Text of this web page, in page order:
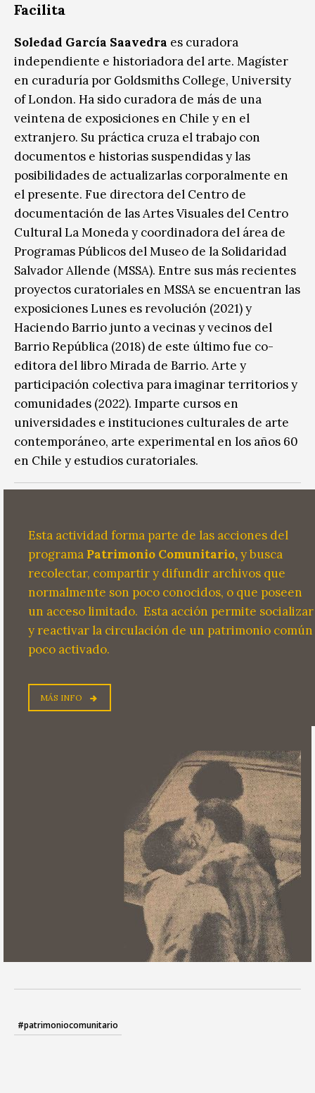
Facilita
Soledad García Saavedra es curadora
independiente e historiadora del arte. Magíster
en curaduría por Goldsmiths College, University
of London. Ha sido curadora de más de una
veintena de exposiciones en Chile y en el
extranjero. Su práctica cruza el trabajo con
documentos e historias suspendidas y las
posibilidades de actualizarlas corporalmente en
el presente. Fue directora del Centro de
documentación de las Artes Visuales del Centro
Cultural La Moneda y coordinadora del área de
Programas Públicos del Museo de la Solidaridad
Salvador Allende (MSSA). Entre sus más recientes
proyectos curatoriales en MSSA se encuentran las
exposiciones Lunes es revolución (2021) y
Haciendo Barrio junto a vecinas y vecinos del
Barrio República (2018) de este último fue co-
editora del libro Mirada de Barrio. Arte y
participación colectiva para imaginar territorios y
comunidades (2022). Imparte cursos en
universidades e instituciones culturales de arte
contemporáneo, arte experimental en los años 60
en Chile y estudios curatoriales.
Esta actividad forma parte de las acciones del
programa Patrimonio Comunitario,y busca
recolectar, compartir y difundir archivos que
normalmente son poco conocidos, o que poseen
un acceso limitado. Esta acción permite socializar
y reactivar la circulación de un patrimonio común
poco activado.
MÁS INFO
#patrimoniocomunitario